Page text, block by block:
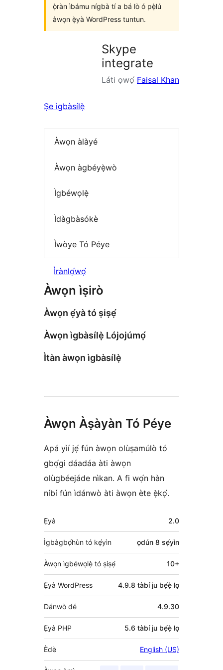
ọ̀ràn ìbámu nígbà tí a bá lò ó pẹ̀lú
àwọn ẹ̀yà WordPress tuntun.
Skype
integrate
Láti ọwọ́ Faisal Khan
Ṣe ìgbàsílẹ̀
Àwọn àlàyé
Àwọn àgbéyẹ̀wò
Ìgbéwọlẹ̀
Ìdàgbàsókè
Ìwòye Tó Péye
Ìrànlọ́wọ́
Àwọn ìṣirò
Àwọn ẹ́yà tó ṣiṣẹ́
Àwọn ìgbàsílẹ̀ Lójojúmọ́
Ìtàn àwọn ìgbàsílẹ̀
Àwọn Àṣàyàn Tó Péye
Apá yìí jẹ́ fún àwọn olùṣamúlò tó
gbọ́gi dáadáa àti àwọn
olùgbéejáde nìkan. A fi wọ́n hàn
níbí fún ìdánwò àti àwọn ète ẹ̀kọ́.
Àkójọpọ̀
Meta
Ẹ̀yà 2.0
Ìgbàgbọ́hùn tó kẹ́yìn ọdún 8 sẹ́yìn
Àwọn ìgbéwọlẹ̀ tó ṣiṣẹ́ 10+
Ẹ̀yà WordPress 4.9.8 tàbí ju bẹ́ẹ̀ lọ
Dánwò dé 4.9.30
Ẹ̀yà PHP 5.6 tàbí ju bẹ́ẹ̀ lọ
Èdè English (US)